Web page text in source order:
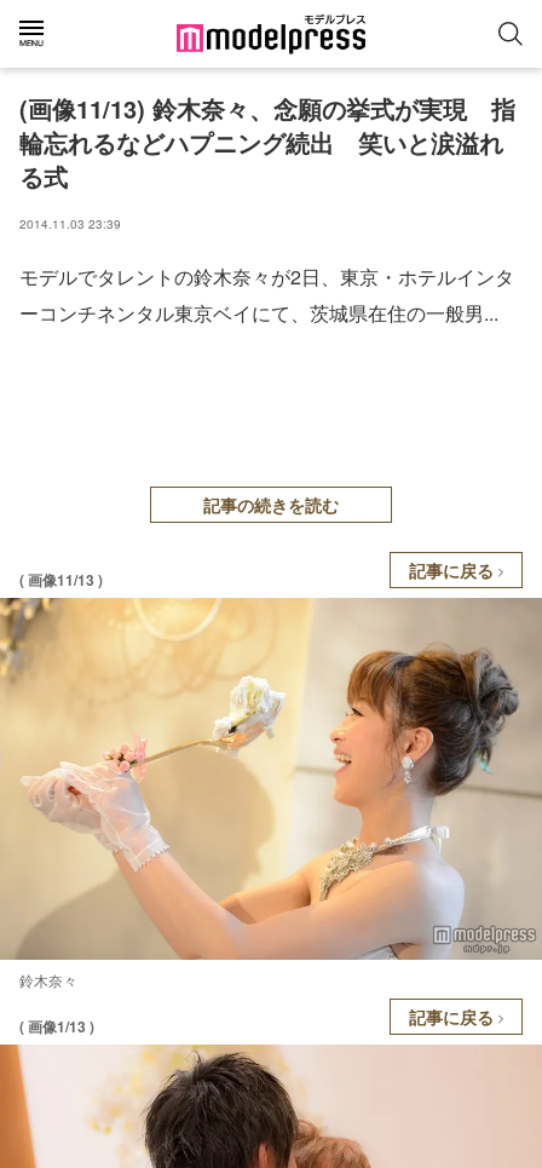
(画像11/13) 鈴木奈々、念願の挙式が実現 指
輪忘れるなどハプニング続出 笑いと涙溢れ
る式
2014.11.03 23:39
モデルでタレントの鈴木奈々が2日、東京・ホテルインタ
ーコンチネンタル東京ベイにて、茨城県在住の一般男...
記事の続きを読む
( 画像11/13 ) 記事に戻る
鈴木奈々
( 画像1/13 ) 記事に戻る